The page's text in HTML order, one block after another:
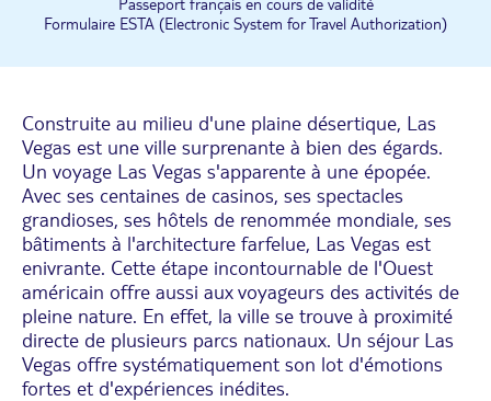
Passeport français en cours de validité
Formulaire ESTA (Electronic System for Travel Authorization)
Construite au milieu d'une plaine désertique, Las
Vegas est une ville surprenante à bien des égards.
Un voyage Las Vegas s'apparente à une épopée.
Avec ses centaines de casinos, ses spectacles
grandioses, ses hôtels de renommée mondiale, ses
bâtiments à l'architecture farfelue, Las Vegas est
enivrante. Cette étape incontournable de l'Ouest
américain offre aussi aux voyageurs des activités de
pleine nature. En effet, la ville se trouve à proximité
directe de plusieurs parcs nationaux. Un séjour Las
Vegas offre systématiquement son lot d'émotions
fortes et d'expériences inédites.